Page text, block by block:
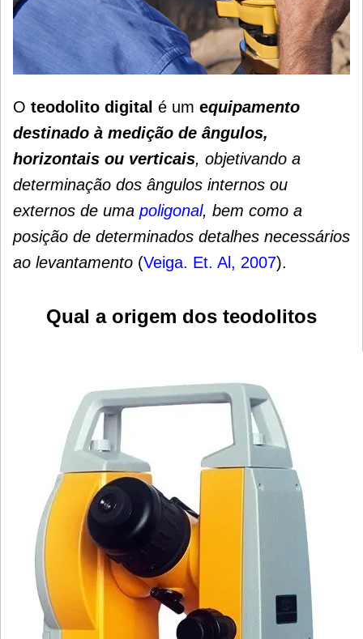
O teodolito digital é um equipamento
destinado à medição de ângulos,
horizontais ou verticais, objetivando a
determinação dos ângulos internos ou
externos de uma poligonal, bem como a
posição de determinados detalhes necessários
ao levantamento (Veiga. Et. Al, 2007).
Qual a origem dos teodolitos